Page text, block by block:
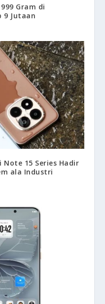
Gram di
9 Jutaan
Note 15 Series Hadir
ala Industri